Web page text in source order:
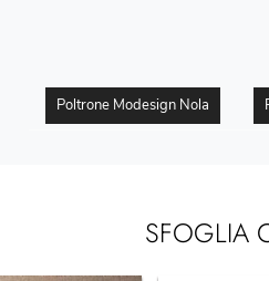
Poltrone Modesign Nola
SFOGLIA